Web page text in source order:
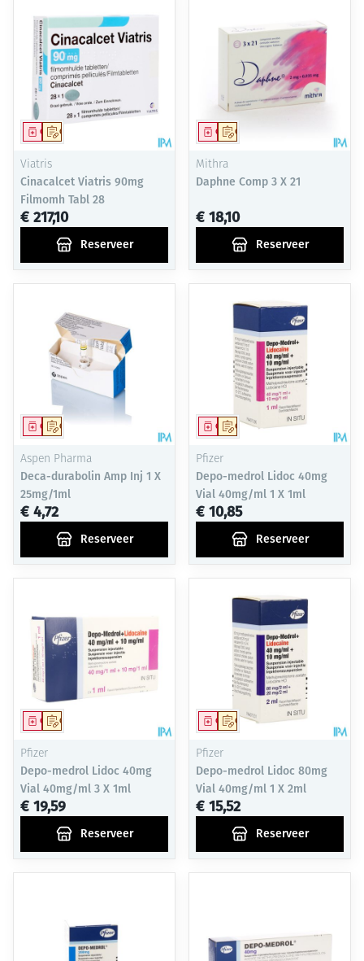
Op voorschrift
Geneesmiddel
Viatris
Cinacalcet Viatris 90mg
Filmomh Tabl 28
€ 217,10
Reserveer
Op voorschrift
Geneesmiddel
Mithra
Daphne Comp 3 X 21
€ 18,10
Reserveer
Op voorschrift
Geneesmiddel
Aspen Pharma
Deca-durabolin Amp Inj 1 X
25mg/1ml
€ 4,72
Reserveer
Op voorschrift
Geneesmiddel
Pfizer
Depo-medrol Lidoc 40mg
Vial 40mg/ml 1 X 1ml
€ 10,85
Reserveer
Op voorschrift
Geneesmiddel
Pfizer
Depo-medrol Lidoc 40mg
Vial 40mg/ml 3 X 1ml
€ 19,59
Reserveer
Op voorschrift
Geneesmiddel
Pfizer
Depo-medrol Lidoc 80mg
Vial 40mg/ml 1 X 2ml
€ 15,52
Reserveer